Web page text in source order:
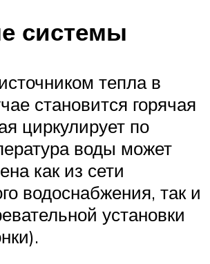
системы
тепла в
становится горячая
циркулирует по
воды может
как из сети
водоснабжения, так и
установки